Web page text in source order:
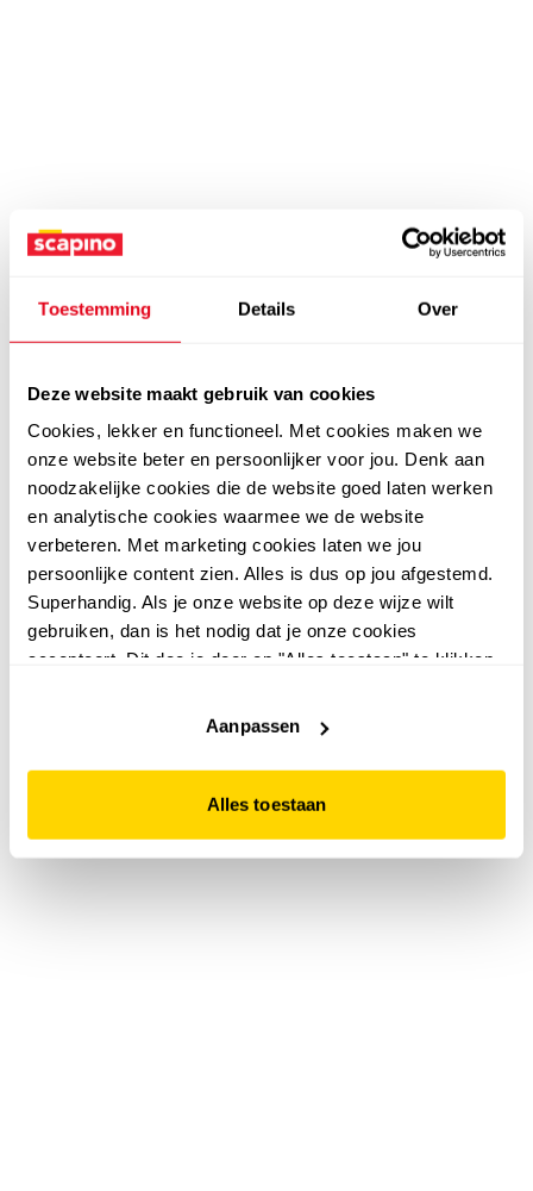
Toestemming Details Over
Deze website maakt gebruik van cookies
Cookies, lekker en functioneel. Met cookies maken we
onze website beter en persoonlijker voor jou. Denk aan
noodzakelijke cookies die de website goed laten werken
en analytische cookies waarmee we de website
verbeteren. Met marketing cookies laten we jou
persoonlijke content zien. Alles is dus op jou afgestemd.
Superhandig. Als je onze website op deze wijze wilt
gebruiken, dan is het nodig dat je onze cookies
accepteert. Dit doe je door op "Alles toestaan" te klikken.
website niet optimaal functioneert.
Aanpassen
Alles toestaan